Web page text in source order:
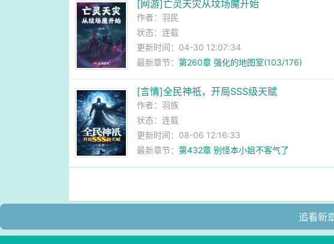
[网游]亡灵天灾从坟场魔开始
作者：羽民
状态：连载
更新时间：04-30 12:07:34
最新章节：第260章 强化的地图室(103/176)
[言情]全民神祇，开局SSS级天赋
作者：羽族
状态：连载
更新时间：08-06 12:16:33
最新章节：第432章 别怪本小姐不客气了
追看新